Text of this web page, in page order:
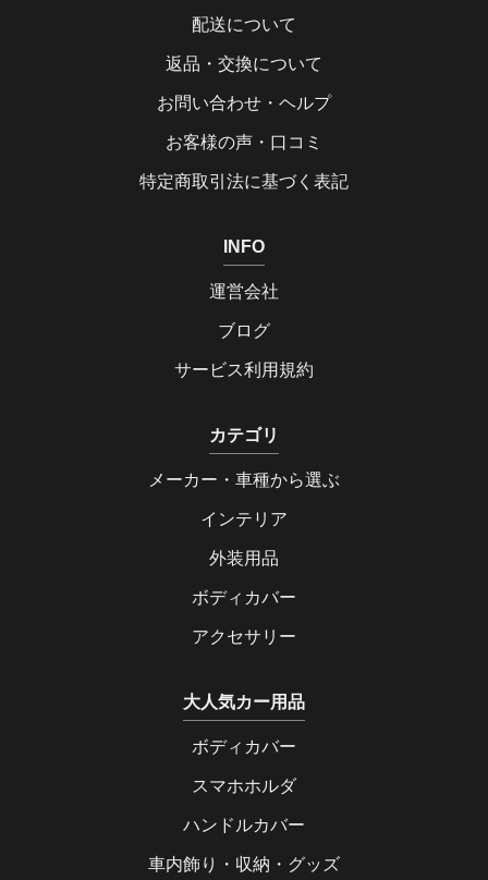
配送について
返品・交換について
お問い合わせ・ヘルプ
お客様の声・口コミ
特定商取引法に基づく表記
INFO
運営会社
ブログ
サービス利用規約
カテゴリ
メーカー・車種から選ぶ
インテリア
外装用品
ボディカバー
アクセサリー
大人気カー用品
ボディカバー
スマホホルダ
ハンドルカバー
車内飾り・収納・グッズ